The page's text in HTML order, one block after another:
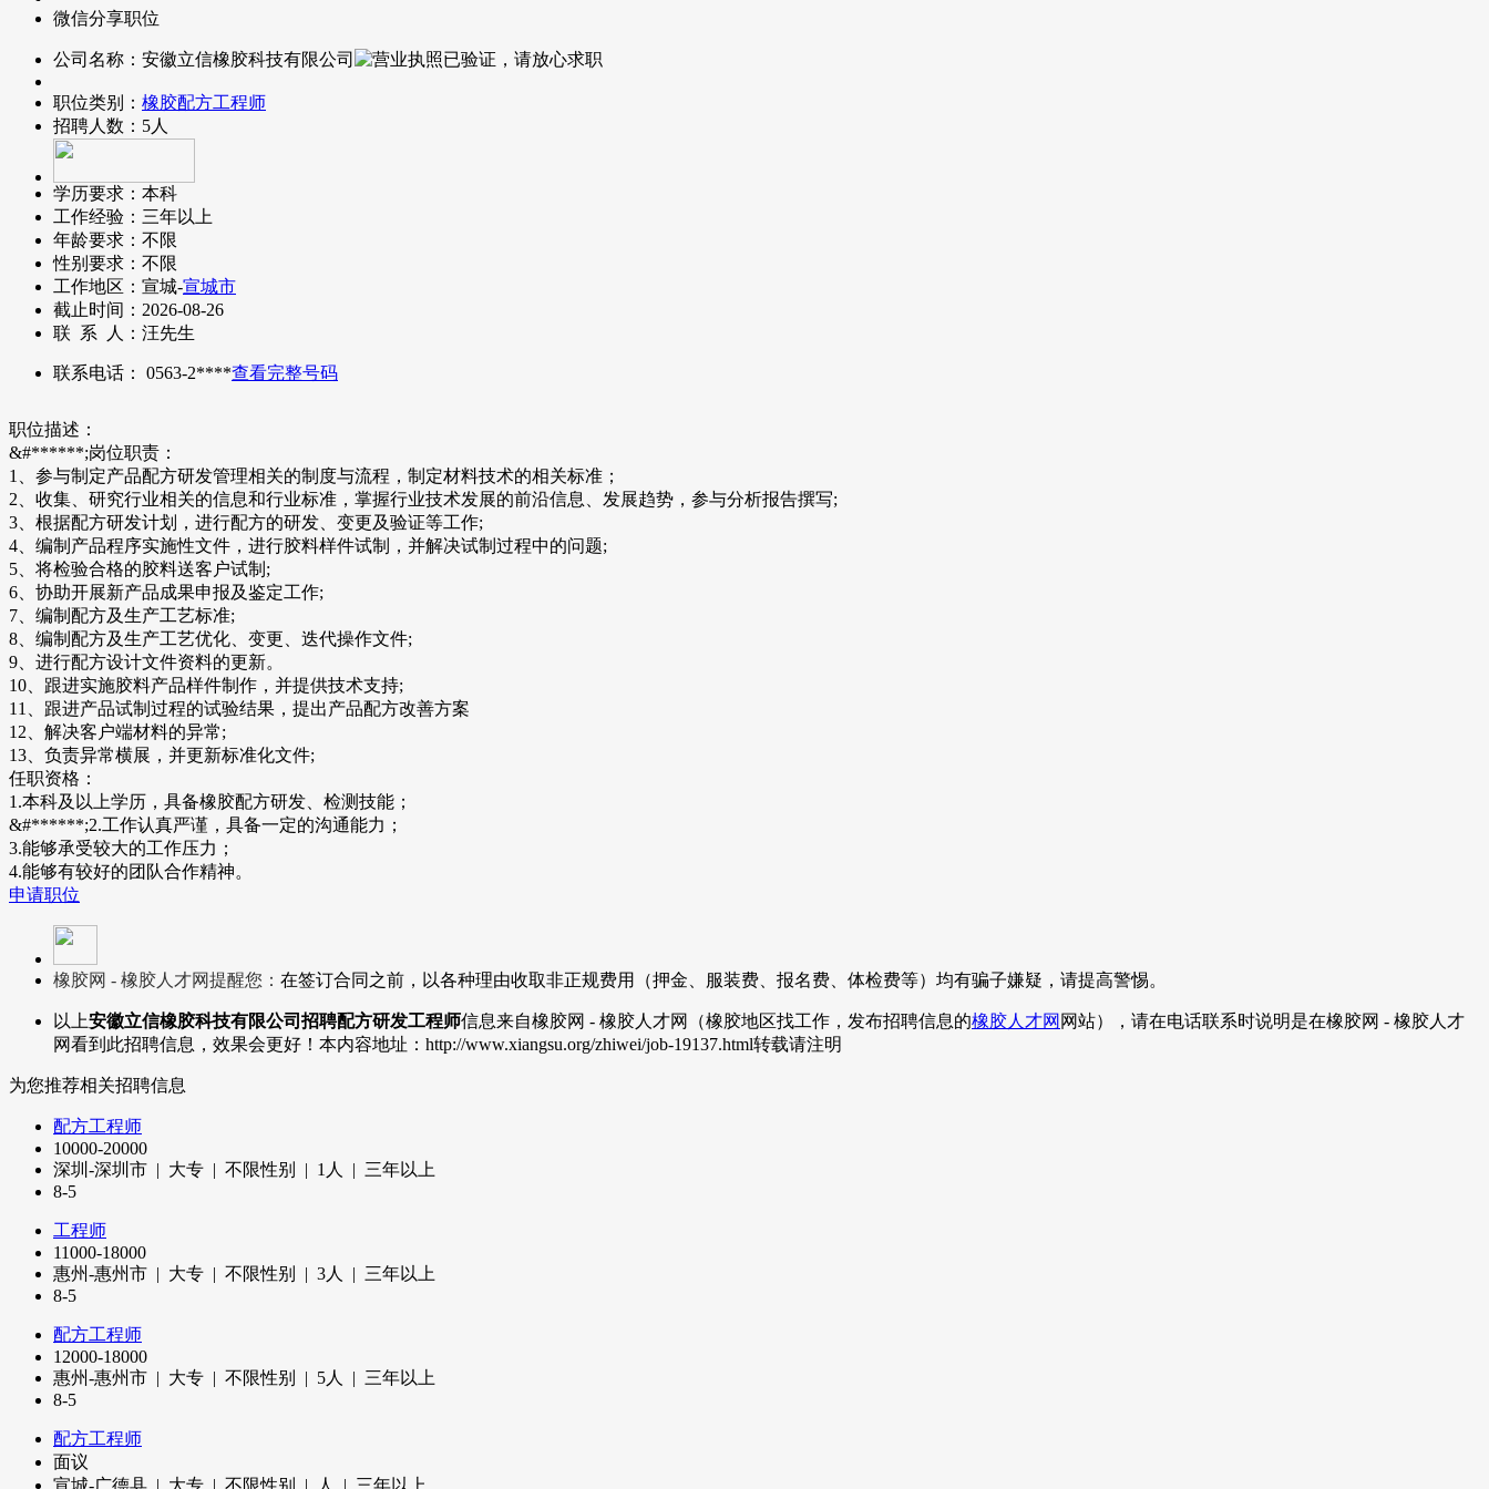
微信分享职位
公司名称： 安徽立信橡胶科技有限公司
职位类别： 橡胶配方工程师
招聘人数： 5人
学历要求： 本科
工作经验： 三年以上
年龄要求： 不限
性别要求： 不限
工作地区： 宣城-宣城市
截止时间： 2026-08-26
联 系 人： 汪先生
联系电话： 0563-2****查看完整号码
职位描述：
&#******;岗位职责：
1、参与制定产品配方研发管理相关的制度与流程，制定材料技术的相关标准；
2、收集、研究行业相关的信息和行业标准，掌握行业技术发展的前沿信息、发展趋势，参与分析报告撰写;
3、根据配方研发计划，进行配方的研发、变更及验证等工作;
4、编制产品程序实施性文件，进行胶料样件试制，并解决试制过程中的问题;
5、将检验合格的胶料送客户试制;
6、协助开展新产品成果申报及鉴定工作;
7、编制配方及生产工艺标准;
8、编制配方及生产工艺优化、变更、迭代操作文件;
9、进行配方设计文件资料的更新。
10、跟进实施胶料产品样件制作，并提供技术支持;
11、跟进产品试制过程的试验结果，提出产品配方改善方案
12、解决客户端材料的异常;
13、负责异常横展，并更新标准化文件;
任职资格：
1.本科及以上学历，具备橡胶配方研发、检测技能；
&#******;2.工作认真严谨，具备一定的沟通能力；
3.能够承受较大的工作压力；
4.能够有较好的团队合作精神。
申请职位
橡胶网 - 橡胶人才网提醒您： 在签订合同之前，以各种理由收取非正规费用（押金、服装费、报名费、体检费等）均有骗子嫌疑，请提高警惕。
以上安徽立信橡胶科技有限公司招聘配方研发工程师信息来自橡胶网 - 橡胶人才网（橡胶地区找工作，发布招聘信息的橡胶人才网 网站），请在电话联系时说明是在橡胶网 - 橡胶人才
网看到此招聘信息，效果会更好！本内容地址：http://www.xiangsu.org/zhiwei/job-19137.html转载请注明
为您推荐相关招聘信息
配方工程师
10000-20000
深圳-深圳市 | 大专 | 不限性别 | 1 人 | 三年以上
8-5
工程师
11000-18000
惠州-惠州市 | 大专 | 不限性别 | 3人 | 三年以上
8-5
配方工程师
12000-18000
惠州-惠州市 | 大专 | 不限性别 | 5人 | 三年以上
8-5
配方工程师
面议
宣城-广德县 | 大专 | 不限性别 |
人 | 三年以上